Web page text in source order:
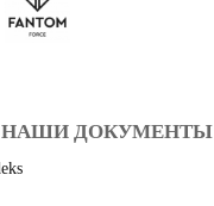
НАШИ ДОКУМЕНТЫ